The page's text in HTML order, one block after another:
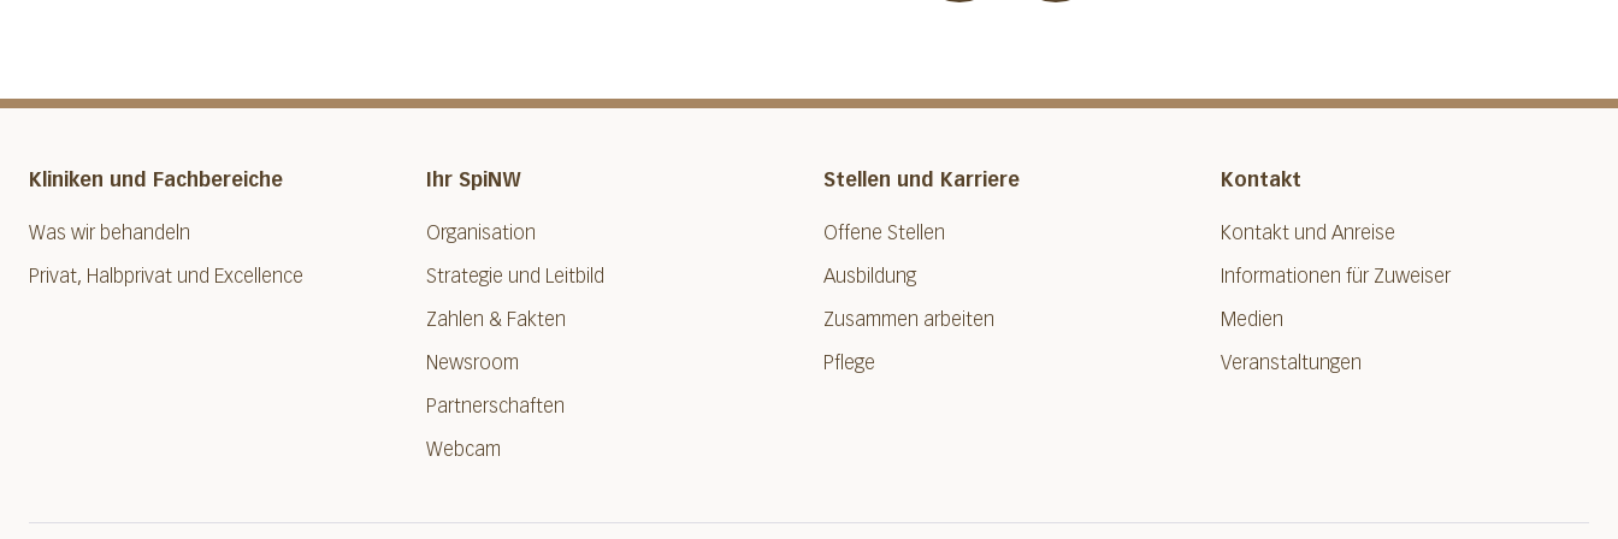
Kliniken und Fachbereiche
Was wir behandeln
Privat, Halbprivat und Excellence
Ihr SpiNW
Organisation
Strategie und Leitbild
Zahlen & Fakten
Newsroom
Partnerschaften
Webcam
Stellen und Karriere
Offene Stellen
Ausbildung
Zusammen arbeiten
Pflege
Kontakt
Kontakt und Anreise
Informationen für Zuweiser
Medien
Veranstaltungen